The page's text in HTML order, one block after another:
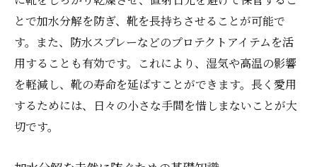
とで加水分解を防ぎ、靴を長持ちさせることが可能で
す。また、防水スプレーなどのプロテクトアイテムを活
用することも有効です。これにより、湿気や高温の影響
を軽減し、靴の寿命を延ばすことができます。長く愛用
するためには、日々の小さな手間を惜しまないことが大
切です。